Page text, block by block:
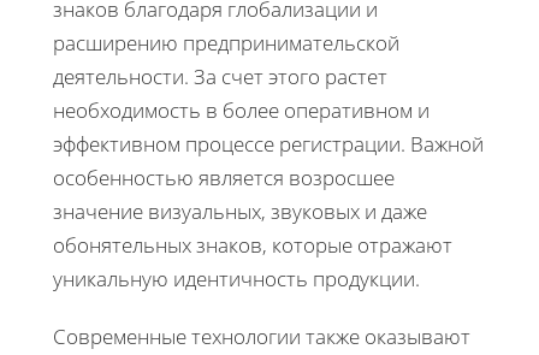
знаков благодаря глобализации и
расширению предпринимательской
деятельности. За счет этого растет
необходимость в более оперативном и
эффективном процессе регистрации. Важной
особенностью является возросшее
значение визуальных, звуковых и даже
обонятельных знаков, которые отражают
уникальную идентичность продукции.
Современные технологии также оказывают